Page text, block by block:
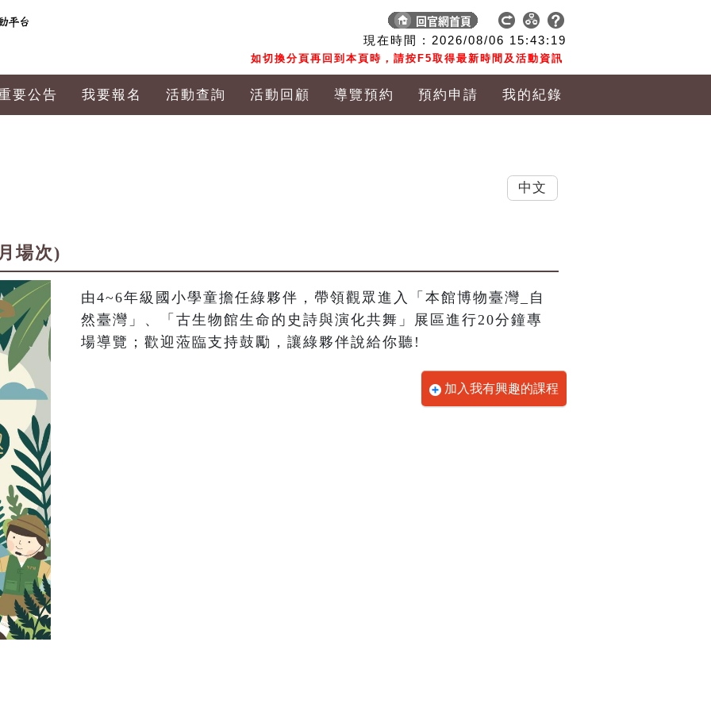
現在時間 : 2026/08/06 15:43:20
如切換分頁再回到本頁時，請按F5取得最新時間及活動資訊
要公告 我要報名 活動查詢 活動回顧 導覽預約 預約申請 我的紀錄
場次)
由4~6年級國小學童擔任綠夥伴，帶領觀眾進入「本館博物臺灣_自
然臺灣」、「古生物館生命的史詩與演化共舞」展區進行20分鐘專
場導覽；歡迎蒞臨支持鼓勵，讓綠夥伴說給你聽!
加入我有興趣的課程